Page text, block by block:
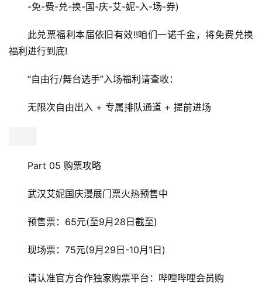
-免-费-兑-换-国-庆-艾-妮-入-场-券)
此兑票福利本届依旧有效!!咱们一诺千金，将免费兑换
福利进行到底!
“自由行/舞台选手”入场福利请查收：
无限次自由出入 + 专属排队通道 + 提前进场
Part 05 购票攻略
武汉艾妮国庆漫展门票火热预售中
预售票：65元(至9月28日截至)
现场票：75元(9月29日-10月1日)
请认准官方合作独家购票平台：哔哩哔哩会员购